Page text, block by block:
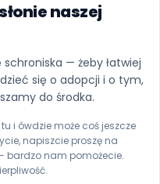
naszej
— żeby łatwiej
się o adopcji i o tym,
do środka.
i ówdzie może coś jeszcze
napiszcie proszę na
bardzo nam pomożecie.
uciekła z
adresem (błąd 404).
Zobacz psiaki